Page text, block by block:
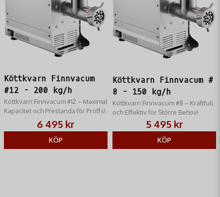
Köttkvarn Finnvacum
#12 - 200 kg/h
Köttkvarn Finnvacum #12 – Maximal
Kapacitet och Prestanda för Proffs!
6 495 kr
KÖP
Köttkvarn Finnvacum #
8 - 150 kg/h
Köttkvarn Finnvacum #8 – Kraftfull
och Effektiv för Större Behov!
5 495 kr
KÖP